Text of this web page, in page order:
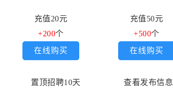
充值20元
+200个
在线购买
充值50元
+500个
在线购买
置顶招聘10天
查看发布信息